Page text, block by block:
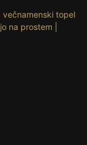
je po
dekoracijo.